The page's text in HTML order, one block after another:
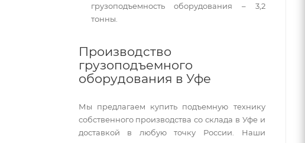
грузоподъемность оборудования – 3,2
тонны.
Производство
грузоподъемного
оборудования в Уфе
Мы предлагаем купить подъемную технику
собственного производства со склада в Уфе и
доставкой в любую точку России. Наши